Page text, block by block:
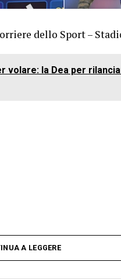
dello Sport –
volare: la Dea per
A LEGGERE